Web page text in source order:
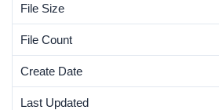
File Size
File Count
Create Date
Last Updated